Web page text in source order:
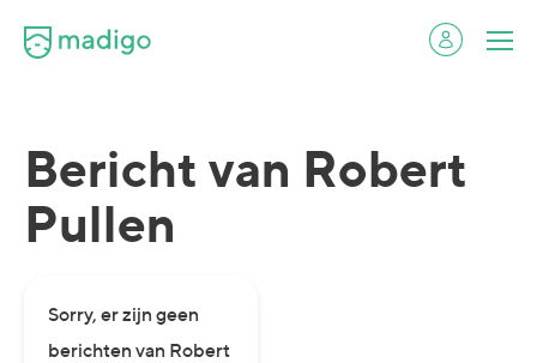
Bericht van Robert
Pullen
Sorry, er zijn geen
berichten van Robert